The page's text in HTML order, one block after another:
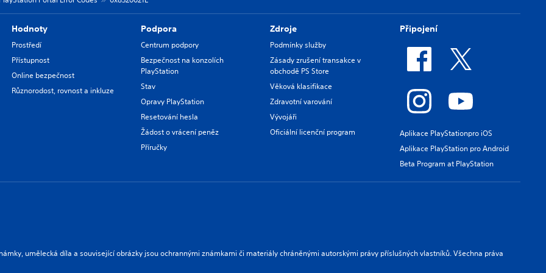
Hodnoty
Prostředí
Přístupnost
Online bezpečnost
Různorodost, rovnost a inkluze
Podpora
Centrum podpory
Bezpečnost na konzolích
PlayStation
Stav
Opravy PlayStation
Resetování hesla
Žádost o vrácení peněz
Příručky
Zdroje
Podmínky služby
Zásady zrušení transakce v
obchodě PS Store
Věková klasifikace
Zdravotní varování
Vývojáři
Oficiální licenční program
Připojení
Aplikace PlayStationpro iOS
Aplikace PlayStation pro Android
Beta Program at PlayStation
umělecká díla a související obrázky jsou ochrannými známkami či materiály chráněnými autorskými právy příslušných vlastníků. Všechna práva